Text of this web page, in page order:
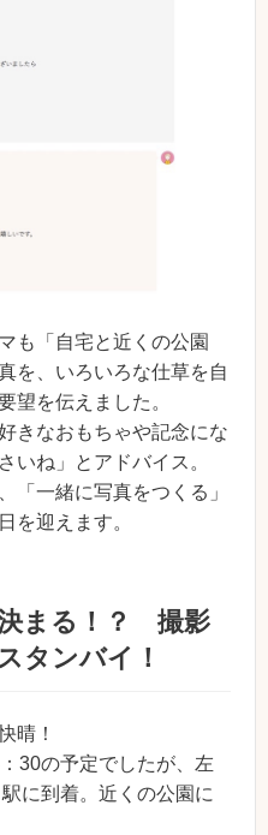
も「自宅と近くの公園
を、いろいろな仕草を自
望を伝えました。
きなおもちゃや記念にな
いね」とアドバイス。
「一緒に写真をつくる」
を迎えます。
まる！？ 撮影
タンバイ！
晴！
30の予定でしたが、左
に到着。近くの公園に